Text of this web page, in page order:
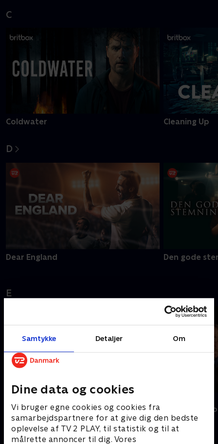
Samtykke Detaljer Om
Dine data og cookies
Vi bruger egne cookies og cookies fra
samarbejdspartnere for at give dig den bedste
oplevelse af TV 2 PLAY, til statistik og til at
målrette annoncer til dig. Vores
C
Coldwater Cleaning Up
D
Dear England Den gode
E
En sag for